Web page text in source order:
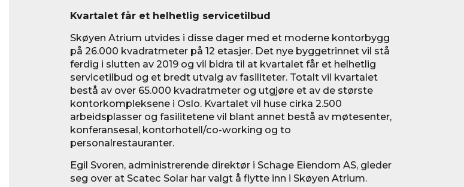
Kvartalet får et helhetlig servicetilbud
Skøyen Atrium utvides i disse dager med et moderne kontorbygg
på 26.000 kvadratmeter på 12 etasjer. Det nye byggetrinnet vil stå
ferdig i slutten av 2019 og vil bidra til at kvartalet får et helhetlig
servicetilbud og et bredt utvalg av fasiliteter. Totalt vil kvartalet
bestå av over 65.000 kvadratmeter og utgjøre et av de største
kontorkompleksene i Oslo. Kvartalet vil huse cirka 2.500
arbeidsplasser og fasilitetene vil blant annet bestå av møtesenter,
konferansesal, kontorhotell/co-working og to
personalrestauranter.
Egil Svoren, administrerende direktør i Schage Eiendom AS, gleder
seg over at Scatec Solar har valgt å flytte inn i Skøyen Atrium.